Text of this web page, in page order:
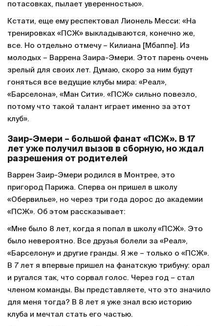
потасовках, пылает уверенностью».
Кстати, еще ему респектовал Лионель Месси: «На
тренировках «ПСЖ» выкладываются, конечно же,
все. Но отдельно отмечу – Килиана [Мбаппе]. Из
молодых – Варрена Заира-Эмери. Этот парень очень
зрелый для своих лет. Думаю, скоро за ним будут
гоняться все ведущие клубы мира: «Реал»,
«Барселона», «Ман Сити». «ПСЖ» сильно повезло,
потому что такой талант играет именно за этот
клуб».
Заир-Эмери – большой фанат «ПСЖ». В 17
лет уже получил вызов в сборную, но ждал
разрешения от родителей
Варрен Заир-Эмери родился в Монтрее, это
пригород Парижа. Сперва он пришел в школу
«Обервилье», но через три года дорос до академии
«ПСЖ». Об этом рассказывает:
«Мне было 8 лет, когда я попал в школу «ПСЖ». Это
было невероятно. Все друзья болели за «Реал»,
«Барселону» и другие гранды. Я же – только о «ПСЖ».
В 7 лет я впервые пришел на фанатскую трибуну: орал
и ругался так, что сорвал голос. Через год – стал
членом команды. Вы представляете, что это значило
для меня тогда? В 8 лет я уже знал всю историю
клуба и мечтал стать его частью.